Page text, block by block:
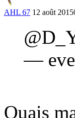
AHL 67 12 août 2015
—
Ouais